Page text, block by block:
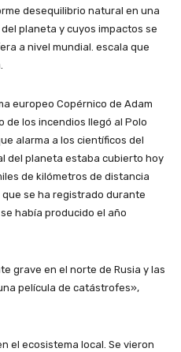
desequilibrio natural en una
planeta y cuyos impactos se
a nivel mundial. escala que
europeo Copérnico de Adam
de los incendios llegó al Polo
alarma a los científicos del
del planeta estaba cubierto hoy
de kilómetros de distancia
se ha registrado durante
había producido el año
grave en el norte de Rusia y las
película de catástrofes»,
el ecosistema local. Se vieron